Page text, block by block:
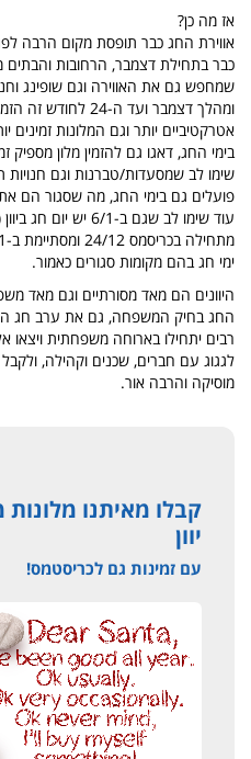
אז מה כן?
אווירת החג כבר תופסת מקום הרבה
כבר בתחילת דצמבר, הרחובות
שמחפש גם את האווירה וגם שופינג
ומהלך דצמבר ועד
אטרקטיביים יותר וגם המלונות זמינים
בימי החג, דאגו גם להזמין מלון מספיק
שימו לב שמסעדות/טברנות וגם
פועלים גם בימי החג, מה שסגור הם
עוד שימו לב שגם ב-
ימי חג בהם מקומות סגורים כאמור.
היוונים הם מאד מסורתיים וגם מאד
החג בחיק המשפחה, גם את ערב חג
רבים יתחילו בארוחה משפחתית ויצאו
לגגוג עם חברים, שכנים וקהילה,
מוסיקה והרבה אור.
קבלו מאיתנו מלונות
יוון
עם זמינות גם לכריסטמס!